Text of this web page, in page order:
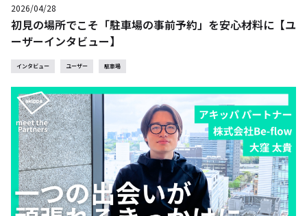
2026/04/28
初見の場所でこそ「駐車場の事前予約」を安心材料に【ユ
ーザーインタビュー】
インタビュー ユーザー 駐車場